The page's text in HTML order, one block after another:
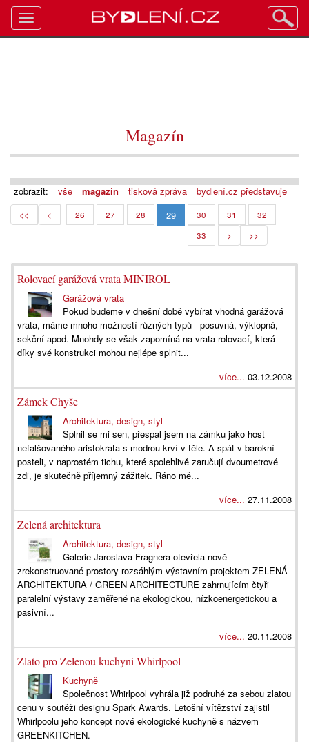
Magazín
zobrazit: vše magazín tisková zpráva bydlení.cz představuje
<< < 26 27 28 29 30 31
32
33
> >>
Rolovací garážová vrata MINIROL
Garážová vrata
Pokud budeme v dnešní době vybírat vhodná garážová
vrata, máme mnoho možností různých typů - posuvná, výklopná,
sekční apod. Mnohdy se však zapomíná na vrata rolovací, která
díky své konstrukci mohou nejlépe splnit...
více... 03.12.2008
Zámek Chyše
Architektura, design, styl
Splnil se mi sen, přespal jsem na zámku jako host
nefalšovaného aristokrata s modrou krví v těle. A spát v barokní
posteli, v naprostém tichu, které spolehlivě zaručují dvoumetrové
zdi, je skutečně příjemný zážitek. Ráno mě...
více... 27.11.2008
Zelená architektura
Architektura, design, styl
Galerie Jaroslava Fragnera otevřela nově
zrekonstruované prostory rozsáhlým výstavním projektem ZELENÁ
ARCHITEKTURA / GREEN ARCHITECTURE zahrnujícím čtyři
paralelní výstavy zaměřené na ekologickou, nízkoenergetickou a
pasivní...
více... 20.11.2008
Zlato pro Zelenou kuchyni Whirlpool
Kuchyně
Společnost Whirlpool vyhrála již podruhé za sebou zlatou
cenu v soutěži designu Spark Awards. Letošní vítězství zajistil
Whirlpoolu jeho koncept nové ekologické kuchyně s názvem
GREENKITCHEN.
Toggle
navigation